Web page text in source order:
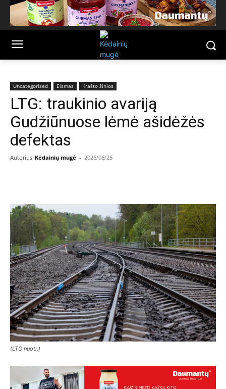
Uncategorized Eismas Krašto žinios
LTG: traukinio avariją
Gudžiūnuose lėmė ašidėžės
defektas
Autorius Kėdainių mugė - 2026/06/25
(LTG nuotr.)